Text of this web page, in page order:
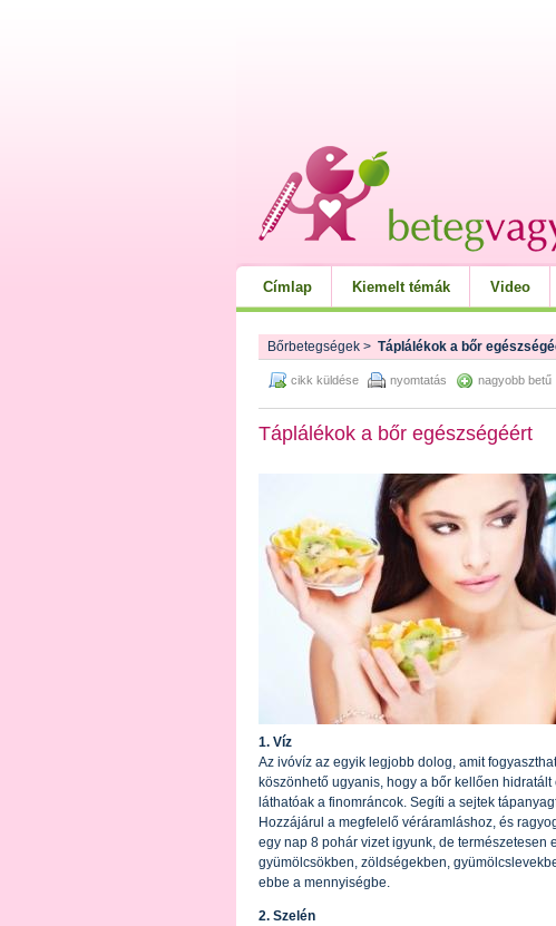
Címlap Kiemelt témák Video
Bőrbetegségek > Táplálékok a bőr
cikk küldése nyomtatás nagyobb betű
Táplálékok a bőr egészségéért
1. Víz
Az ivóvíz az egyik legjobb dolog, amit
köszönhető ugyanis, hogy a bőr kellően
láthatóak a finomráncok. Segíti a sejtek
Hozzájárul a megfelelő véráramláshoz, és
egy nap 8 pohár vizet igyunk, de természetesen
gyümölcsökben, zöldségekben,
ebbe a mennyiségbe.
2. Szelén